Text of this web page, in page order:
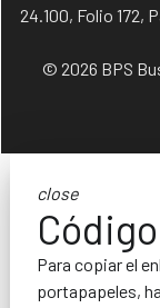
24.100, Folio 172,
© 2026 BPS
close
Para copiar el
portapapeles,